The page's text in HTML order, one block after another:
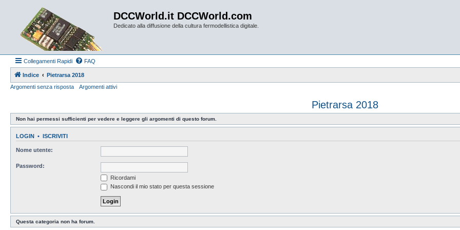
DCCWorld.it DCCWorld.com
Dedicato alla diffusione della cultura fermodellistica digitale.
Collegamenti Rapidi FAQ
Indice
Pietrarsa 2018
Argomenti senza risposta
Argomenti attivi
Pietrarsa 2018
Non hai permessi sufficienti per vedere e leggere gli argomenti di questo forum.
LOGIN • ISCRIVITI
Nome utente:
Password:
Ricordami
Nascondi il mio stato per questa sessione
Questa categoria non ha forum.